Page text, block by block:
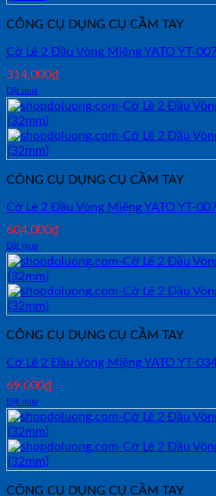
CÔNG CỤ DỤNG CỤ CẦM TAY
Cờ Lê 2 Đầu Vòng Miệng YATO YT-
314,000₫
Đặt mua
CÔNG CỤ DỤNG CỤ CẦM TAY
Cờ Lê 2 Đầu Vòng Miệng YATO YT-
604,000₫
Đặt mua
CÔNG CỤ DỤNG CỤ CẦM TAY
Cờ Lê 2 Đầu Vòng Miệng YATO YT-
69,000₫
Đặt mua
CÔNG CỤ DỤNG CỤ CẦM TAY